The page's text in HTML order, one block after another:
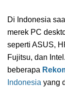
Di Indonesia
merek PC
seperti ASUS,
Fujitsu, dan
beberapa
Indonesia yang